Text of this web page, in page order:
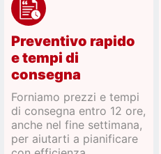
Preventivo rapido
e tempi di
consegna
Forniamo prezzi e tempi
di consegna entro 12 ore,
anche nel fine settimana,
per aiutarti a pianificare